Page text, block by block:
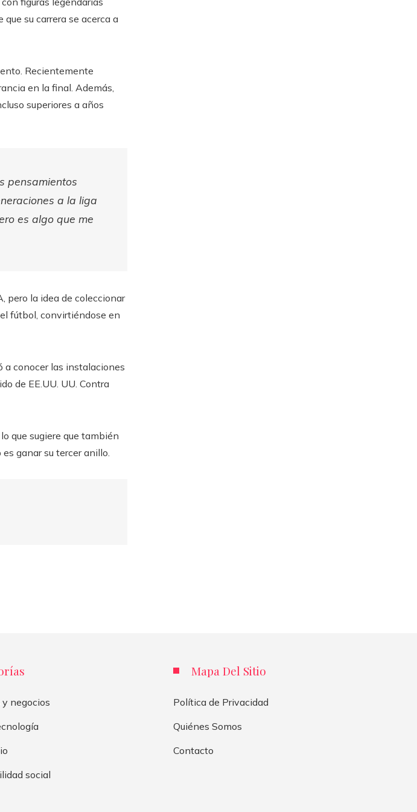
su carrera se acerca a
Recientemente
en la final. Además,
superiores a años
pensamientos
a la liga
es algo que me
pero la idea de coleccionar
fútbol, ​​convirtiéndose en
a conocer las instalaciones
de EE.UU. UU. Contra
que sugiere que también
ganar su tercer anillo.
negocios
social
Mapa Del Sitio
Política de Privacidad
Quiénes Somos
Contacto